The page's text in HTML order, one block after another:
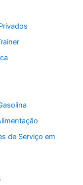
de Serviço em